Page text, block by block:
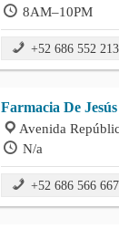
8AM–10PM
+52 686 552
Farmacia De Jesús
Avenida
N/a
+52 686 566